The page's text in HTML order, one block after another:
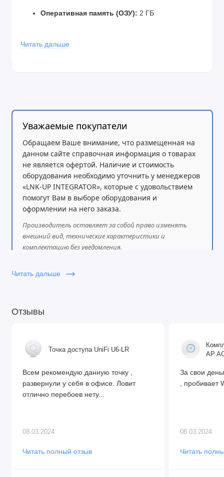
Оперативная память (ОЗУ): 2 ГБ
Аппаратное ускорение IPsec:Да
Порты Ethernet 10/100/1000: 7
Комбинированные порты Ethernet: 1
SFP+ порты:1
Питание и охлаждение
Количество входов переменного тока:
240 В
Количество входов постоянного тока:
Количество слотов для блоков питания: 2
Входное напряжение PoE: 15–57 В
Тип охлаждения:
Читать дальше
Уважаемые покупатели
Обращаем Ваше внимание, что размещенная на
данном сайте справочная информация о товарах
не является офертой. Наличие и стоимость
оборудования необходимо уточнить у менеджеров
«LNK-UP INTEGRATOR», которые с удовольствием
помогут Вам в выборе оборудования и
оформлении на него заказа.
Производитель оставляет за собой право изменять
внешний вид, технические характеристики и
комплектацию без уведомления.
Читать дальше
Отзывы
Точка доступа UniFi U6-LR
Всем рекомендую данную точку ,
развернули у себя в офисе. Ловит
отлично перебоев нету...
08.03.2024
Читать полный отзыв
AP
За свои
, пробивает
08.03.2024
Читать